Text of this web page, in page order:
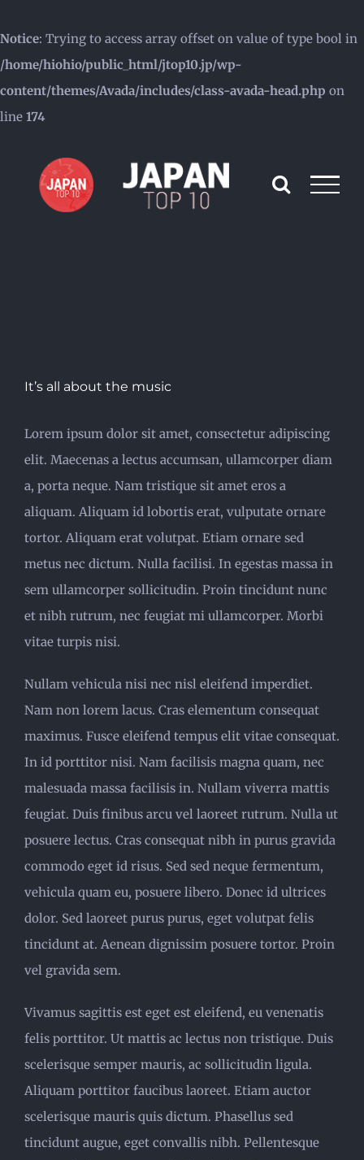
Notice: Trying to access array offset on value of type bool in
/home/hiohio/public_html/jtop10.jp/wp-
content/themes/Avada/includes/class-avada-head.php on
line 174
content
It’s all about the music
Lorem ipsum dolor sit amet, consectetur adipiscing
elit. Maecenas a lectus accumsan, ullamcorper diam
a, porta neque. Nam tristique sit amet eros a
aliquam. Aliquam id lobortis erat, vulputate ornare
tortor. Aliquam erat volutpat. Etiam ornare sed
metus nec dictum. Nulla facilisi. In egestas massa in
sem ullamcorper sollicitudin. Proin tincidunt nunc
et nibh rutrum, nec feugiat mi ullamcorper. Morbi
vitae turpis nisi.
Nullam vehicula nisi nec nisl eleifend imperdiet.
Nam non lorem lacus. Cras elementum consequat
maximus. Fusce eleifend tempus elit vitae consequat.
In id porttitor nisi. Nam facilisis magna quam, nec
malesuada massa facilisis in. Nullam viverra mattis
feugiat. Duis finibus arcu vel laoreet rutrum. Nulla ut
posuere lectus. Cras consequat nibh in purus gravida
commodo eget id risus. Sed sed neque fermentum,
vehicula quam eu, posuere libero. Donec id ultrices
dolor. Sed laoreet purus purus, eget volutpat felis
tincidunt at. Aenean dignissim posuere tortor. Proin
vel gravida sem.
Vivamus sagittis est eget est eleifend, eu venenatis
felis porttitor. Ut mattis ac lectus non tristique. Duis
scelerisque semper mauris, ac sollicitudin ligula.
Aliquam porttitor faucibus laoreet. Etiam auctor
scelerisque mauris quis dictum. Phasellus sed
tincidunt augue, eget convallis nibh. Pellentesque